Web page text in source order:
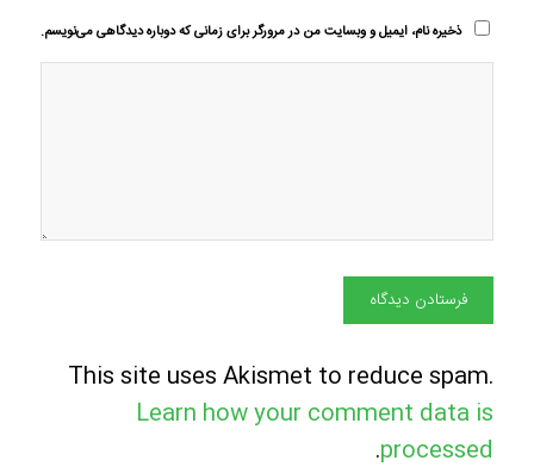
ذخیره نام، ایمیل و وبسایت من در مرورگر برای زمانی که دوباره دیدگاهی می‌نویسم.
This site uses Akismet to reduce spam.
Learn how your comment data is
processed
.